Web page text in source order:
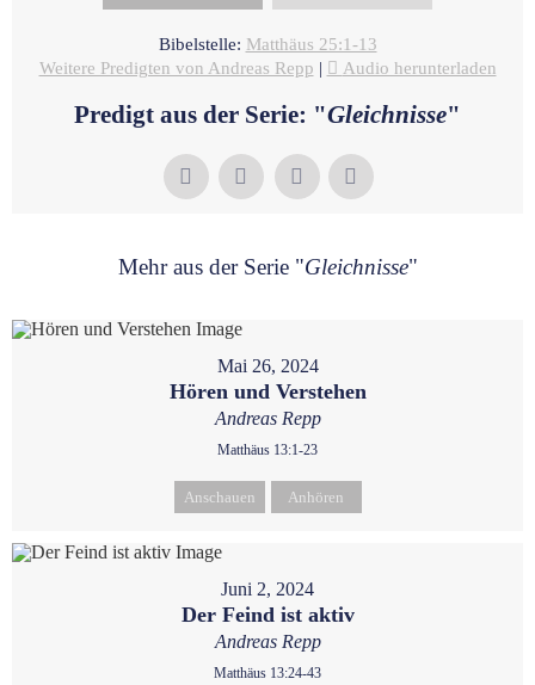
Bibelstelle: Matthäus 25:1-13
Weitere Predigten von Andreas Repp | Audio herunterladen
Predigt aus der Serie: "Gleichnisse"
Mehr aus der Serie "Gleichnisse"
Mai 26, 2024
Hören und Verstehen
Andreas Repp
Matthäus 13:1-23
Anschauen Anhören
Juni 2, 2024
Der Feind ist aktiv
Andreas Repp
Matthäus 13:24-43